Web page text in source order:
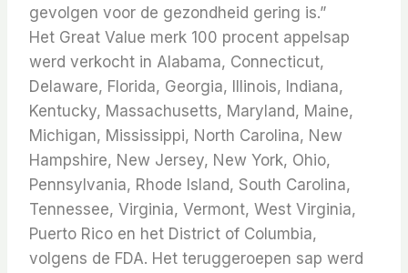
gevolgen voor de gezondheid gering is.”
Het Great Value merk 100 procent appelsap
werd verkocht in Alabama, Connecticut,
Delaware, Florida, Georgia, Illinois, Indiana,
Kentucky, Massachusetts, Maryland, Maine,
Michigan, Mississippi, North Carolina, New
Hampshire, New Jersey, New York, Ohio,
Pennsylvania, Rhode Island, South Carolina,
Tennessee, Virginia, Vermont, West Virginia,
Puerto Rico en het District of Columbia,
volgens de FDA. Het teruggeroepen sap werd